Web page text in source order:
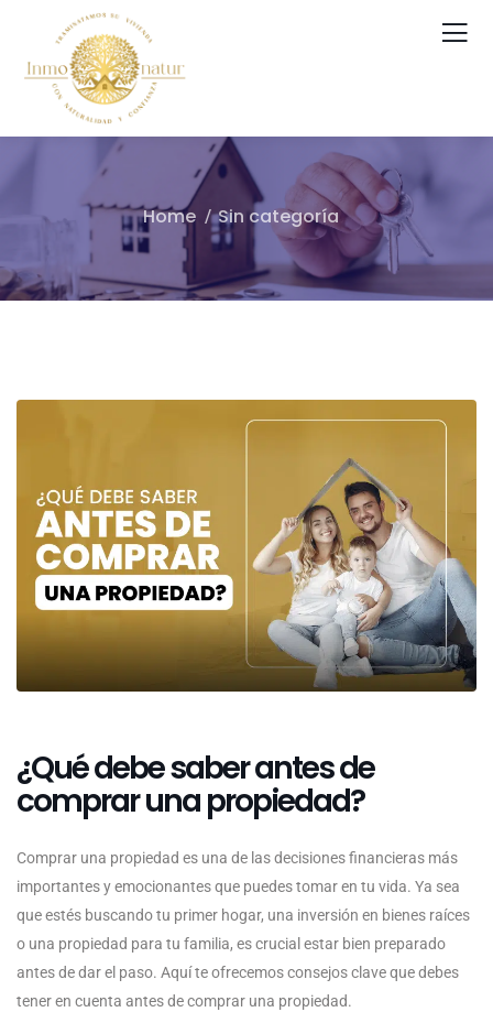
Home Sin categoría
¿Qué debe saber antes de
comprar una propiedad?
Comprar una propiedad es una de las decisiones financieras más
importantes y emocionantes que puedes tomar en tu vida. Ya sea
que estés buscando tu primer hogar, una inversión en bienes raíces
o una propiedad para tu familia, es crucial estar bien preparado
antes de dar el paso. Aquí te ofrecemos consejos clave que debes
tener en cuenta antes de comprar una propiedad.